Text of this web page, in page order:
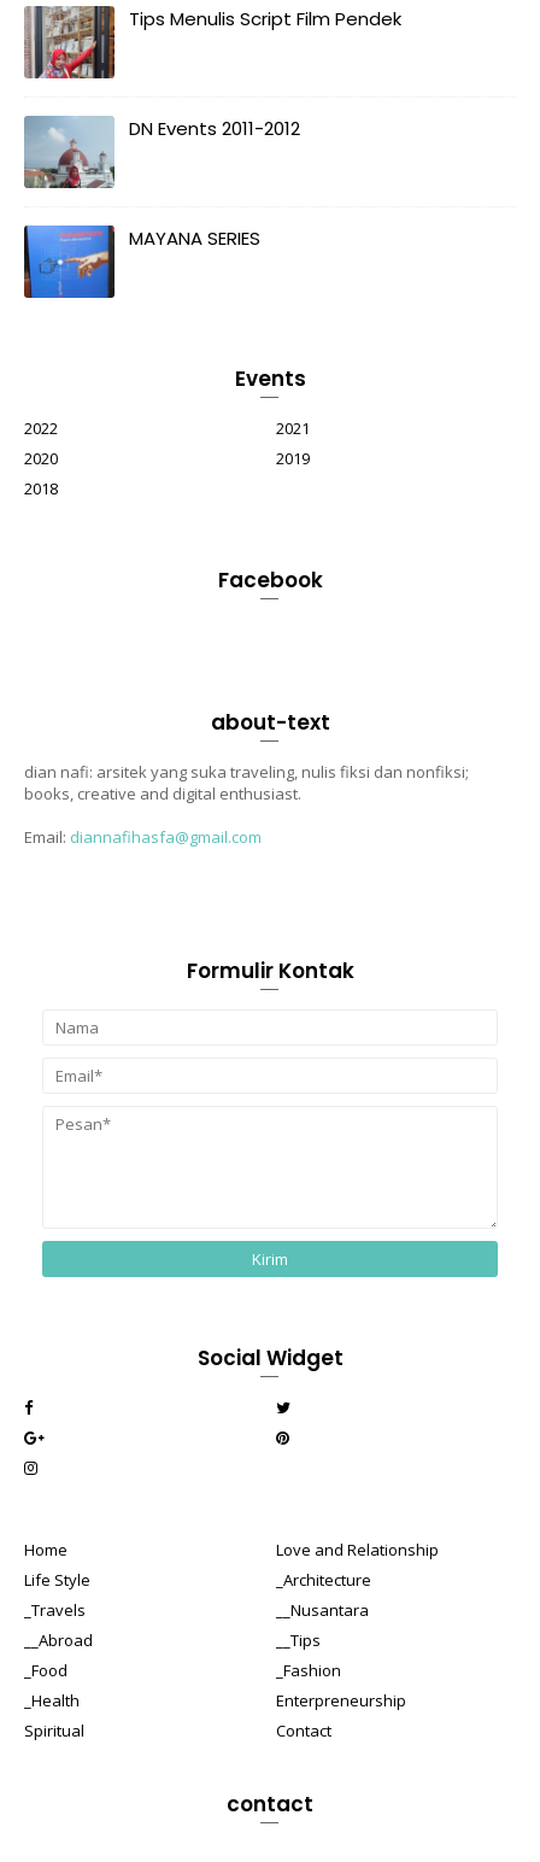
Tips Menulis Script Film Pendek
DN Events 2011-2012
MAYANA SERIES
Events
2022
2021
2020
2019
2018
Facebook
about-text
dian nafi: arsitek yang suka traveling, nulis fiksi dan nonfiksi;
books, creative and digital enthusiast.
Email: diannafihasfa@gmail.com
Formulir Kontak
Social Widget
Home
Love and Relationship
Life Style
_Architecture
_Travels
__Nusantara
__Abroad
__Tips
_Food
_Fashion
_Health
Enterpreneurship
Spiritual
Contact
contact